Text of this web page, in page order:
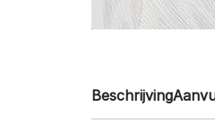
Beschrijving